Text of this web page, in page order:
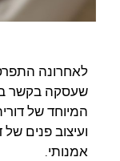
לאחרונה
שעסקה בקשר
המיוחד של
ועיצוב פנים של
אמנותי.